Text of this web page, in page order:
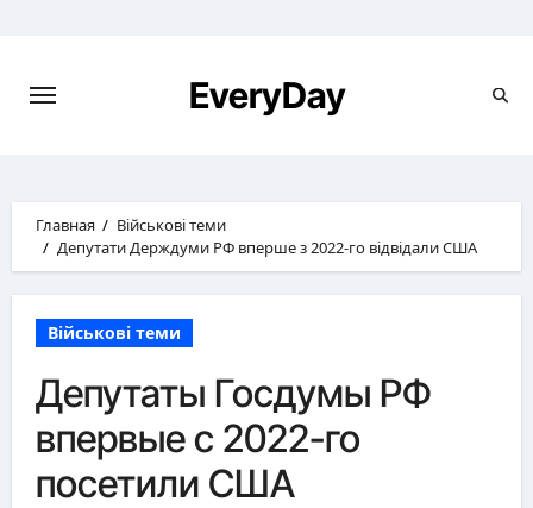
EveryDay
Главная
Військові теми
Депутати Держдуми РФ вперше з 2022-го відвідали США
Військові теми
Депутаты Госдумы РФ
впервые с 2022-го
посетили США